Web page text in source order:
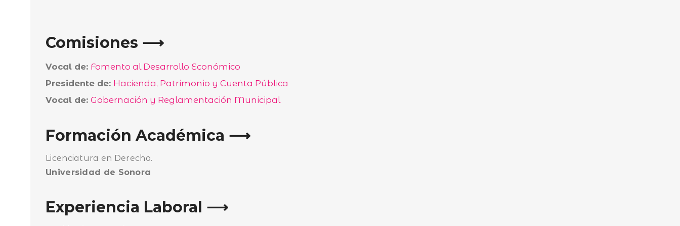
Comisiones ⟶
Vocal de: Fomento al Desarrollo Económico
Presidente de: Hacienda, Patrimonio y Cuenta Pública
Vocal de: Gobernación y Reglamentación Municipal
Formación Académica ⟶
Licenciatura en Derecho.
Universidad de Sonora
Experiencia Laboral ⟶